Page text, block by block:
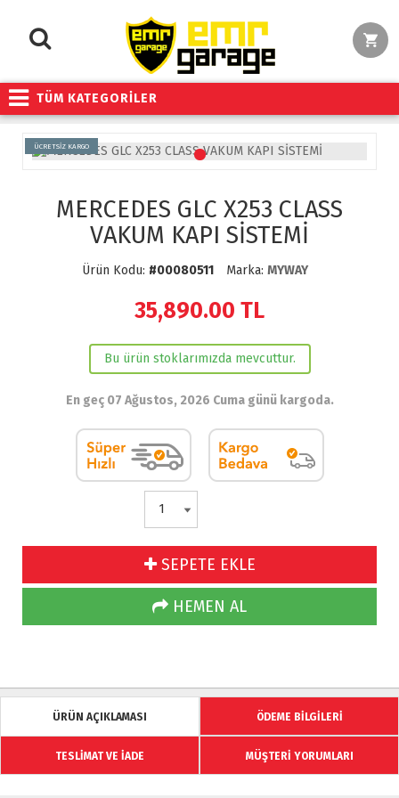
TÜM KATEGORİLER
ÜCRETSİZ KARGO
MERCEDES GLC X253 CLASS
VAKUM KAPI SİSTEMİ
Ürün Kodu: #00080511 Marka: MYWAY
35,890.00 TL
Bu ürün stoklarımızda mevcuttur.
En geç 07 Ağustos, 2026 Cuma günü kargoda.
SEPETE EKLE
HEMEN AL
ÜRÜN AÇIKLAMASI ÖDEME BİLGİLERİ
TESLİMAT VE İADE MÜŞTERİ YORUMLARI